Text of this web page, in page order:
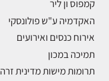
קמפוס ון ליר
האקדמיה ע"ש פולונסקי
אירוח כנסים ואירועים
תמיכה במכון
תרומות מישות מדינית זרה